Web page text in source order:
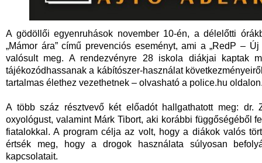
A gödöllői egyenruhások november 10-én, a délelőtti
„Mámor ára” című prevenciós eseményt, ami a „RedP –
valósult meg. A rendezvényre 28 iskola diákjai kaptak
tájékozódhassanak a kábítószer-használat
tartalmas élethez vezethetnek – olvasható a police.hu
A több száz résztvevő két előadót hallgathatott meg: dr.
oxyológust, valamint Márk Tibort, aki korábbi függőségéből
fiatalokkal. A program célja az volt, hogy a diákok valós
értsék meg, hogy a drogok használata súlyosan
kapcsolatait.